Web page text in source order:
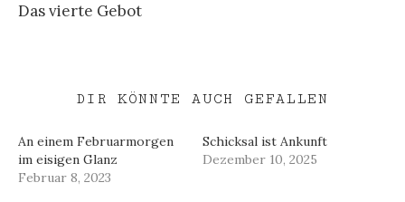
Das vierte Gebot
DIR KÖNNTE AUCH GEFALLEN
An einem Februarmorgen
im eisigen Glanz
Februar 8, 2023
Schicksal ist Ankunft
Dezember 10, 2025